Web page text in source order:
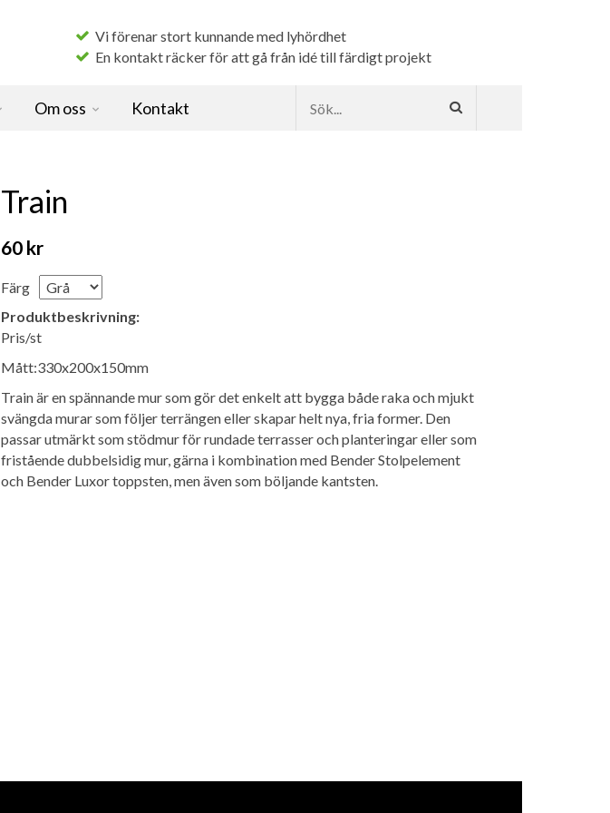
Vi förenar stort kunnande med lyhördhet
En kontakt räcker för att gå från idé till färdigt projekt
Om oss Kontakt
Train
60 kr
Färg
Produktbeskrivning:
Pris/st
Mått:330x200x150mm
Train är en spännande mur som gör det enkelt att bygga både raka och mjukt
svängda murar som följer terrängen eller skapar helt nya, fria former. Den
passar utmärkt som stödmur för rundade terrasser och planteringar eller som
fristående dubbelsidig mur, gärna i kombination med Bender Stolpelement
och Bender Luxor toppsten, men även som böljande kantsten.